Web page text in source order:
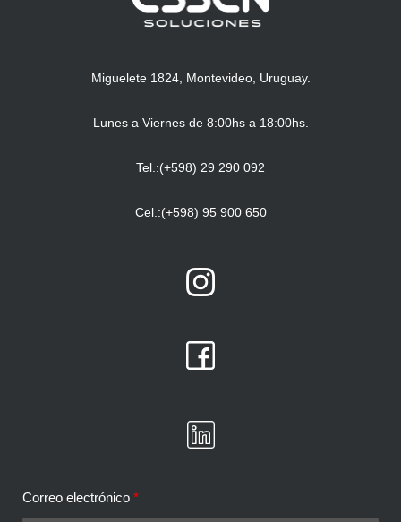
Miguelete 1824, Montevideo, Uruguay.
Lunes a Viernes de 8:00hs a 18:00hs.
Tel.:(+598) 29 290 092
Cel.:(+598) 95 900 650
Correo electrónico